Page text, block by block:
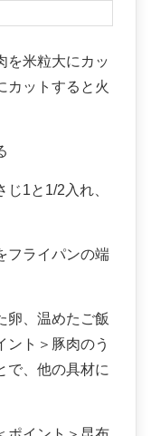
を米粒大にカッ
カットすると火
1と1/2入れ、
フライパンの端
卵、温めたご飯
ント＞豚肉のう
で、他の具材に